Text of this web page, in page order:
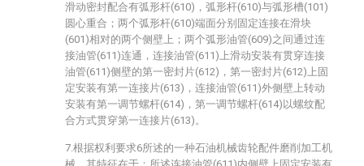
滑动密封配合有弧形杆(610)，弧形杆(610)与弧形槽(101)
圆心重合；两个弧形杆(610)端面分别固定连接在滑块
(601)相对的两个侧壁上；两个弧形油管(609)之间通过连
接油管(611)连通，连接油管(611)上滑动安装有贯穿连接
油管(611)侧壁的第一密封片(612)，第一密封片(612)上固
定安装有第一连接片(613)，连接油管(611)外侧壁上转动
安装有第一调节螺杆(614)，第一调节螺杆(614)以螺纹配
合方式贯穿第一连接片(613)。
7.根据权利要求6所述的一种石油机械齿轮配件磨削加工机